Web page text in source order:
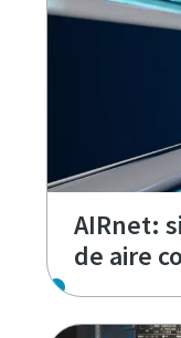
AIRnet:
de aire